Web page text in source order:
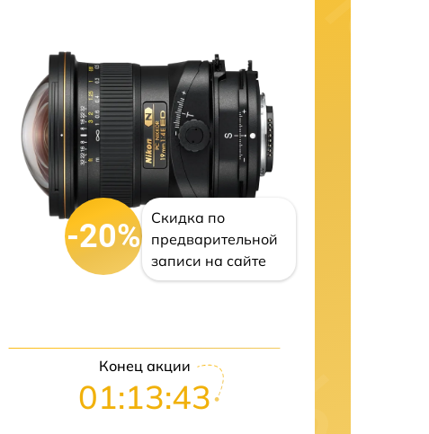
-20%
Скидка по
предварительной
записи на сайте
Конец акции
01:13:42